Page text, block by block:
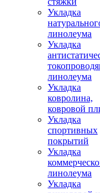
Укладка
линолеума
Укладка
линолеума
Укладка
ковролина,
ковровой
Укладка
спортивных
покрытий
Укладка
линолеума
Укладка